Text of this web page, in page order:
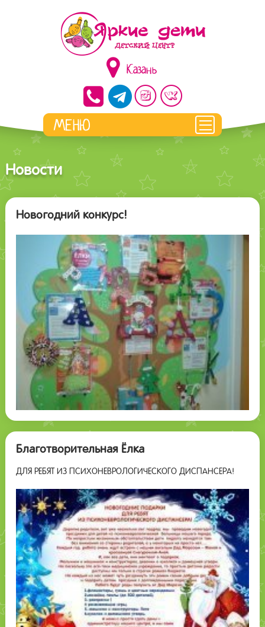
Казань
Новости
Новогодний конкурс!
Благотворительная Ёлка
ДЛЯ РЕБЯТ ИЗ ПСИХОНЕВРОЛОГИЧЕСКОГО ДИСПАНСЕРА!